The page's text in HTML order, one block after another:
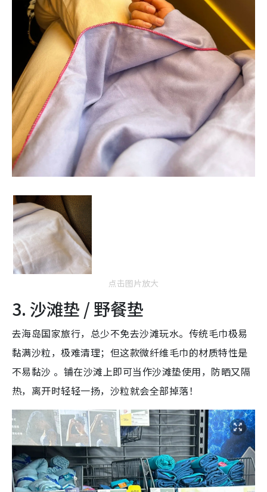
点击图片放大
3. 沙滩垫 / 野餐垫
去海岛国家旅行，总少不免去沙滩玩水。传统毛巾极易
黏满沙粒，极难清理；但这款微纤维毛巾的材质特性是
不易黏沙 。铺在沙滩上即可当作沙滩垫使用，防晒又隔
热，离开时轻轻一扬，沙粒就会全部掉落！